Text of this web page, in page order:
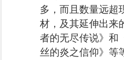
多，而且数量远超
材，及其延伸出来
者的无尽传说》和
丝的炎之信仰》等